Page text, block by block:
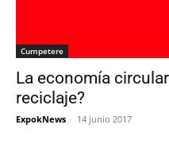
Cumpetere
La economía
reciclaje?
ExpokNews - 14 junio 2017